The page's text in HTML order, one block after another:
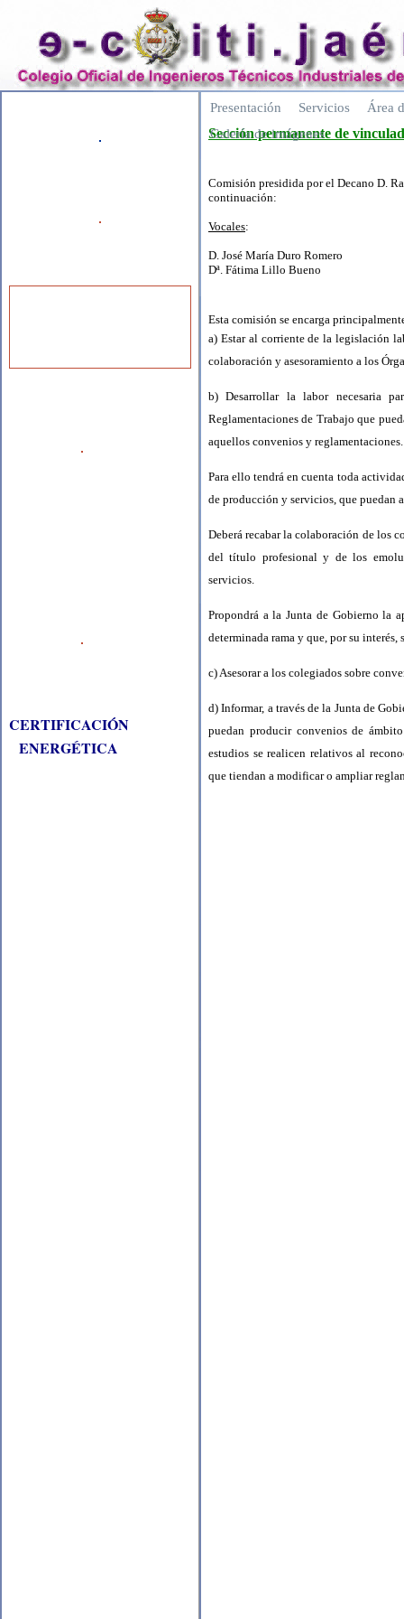
CERTIFICACIÓN
ENERGÉTICA
Presentación Servicios
Área
Galería de imágenes
Sección permanente de
Comisión presidida por el Decano D.
continuación:
Vocales:
D. José María Duro Romero
Dª. Fátima Lillo Bueno
Esta comisión se encarga
a) Estar al corriente de la legislación
colaboración y asesoramiento a los
b) Desarrollar la labor necesaria
Reglamentaciones de Trabajo que
aquellos convenios y reglamentaciones.
Para ello tendrá en cuenta toda
de producción y servicios, que puedan
Deberá recabar la colaboración de los
del título profesional y de los
servicios.
Propondrá a la Junta de Gobierno la
determinada rama y que, por su
c) Asesorar a los colegiados sobre
d) Informar, a través de la Junta de
puedan producir convenios de
estudios se realicen relativos al
que tiendan a modificar o ampliar